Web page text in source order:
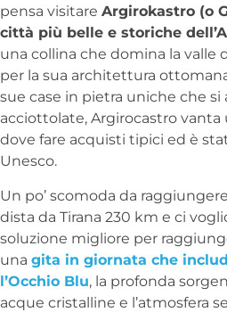
pensa visitare Argirokastro (o
città più belle e storiche
una collina che domina la valle
per la sua architettura
sue case in pietra uniche che si
acciottolate, Argirocastro vanta
dove fare acquisti tipici ed è
Unesco.
Un po’ scomoda da
dista da Tirana 230 km e ci
soluzione migliore per
una gita in giornata che
l’Occhio Blu, la profonda
acque cristalline e l’atmosfera